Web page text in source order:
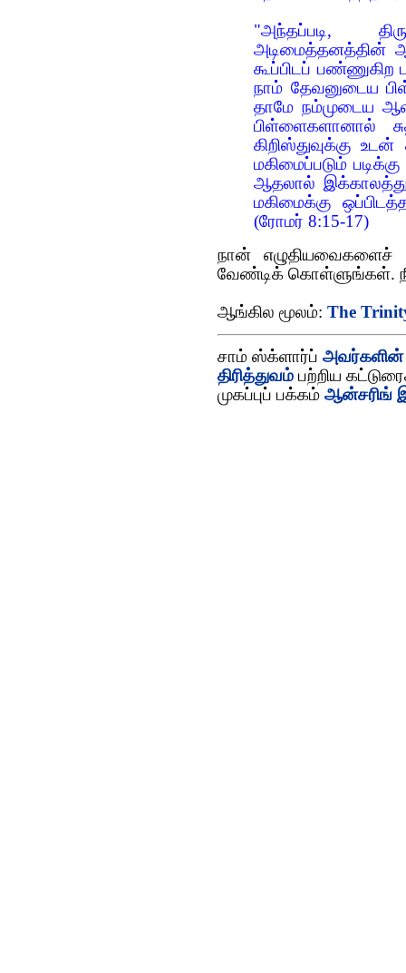
"அந்தப்படி,
அடிமைத்தனத்தின்
கூப்பிடப் பண்ணுகிற
நாம் தேவனுடைய
தாமே நம்முடைய
பிள்ளைகளானால்
கிறிஸ்துவுக்கு
மகிமைப்படும்
ஆதலால்
மகிமைக்கு
(ரோமர் 8:15-17)
நான் எழுதியவைகளைச்
வேண்டிக் கொள்ளுங்கள்.
ஆங்கில மூலம்: The
சாம் ஸ்க்ளார்ப் அவர்களின்
திரித்துவம் பற்றிய
முகப்புப் பக்கம் ஆன்சரிங்